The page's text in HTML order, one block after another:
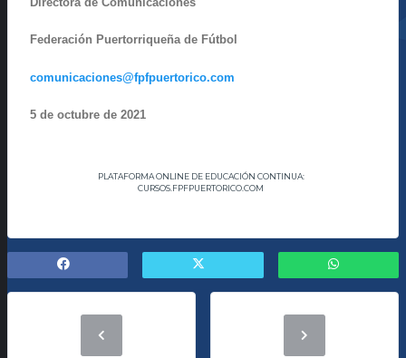
Federación Puertorriqueña de Fútbol
comunicaciones@fpfpuertorico.com
5 de octubre de 2021
PLATAFORMA ONLINE DE EDUCACIÓN CONTINUA:
CURSOS.FPFPUERTORICO.COM